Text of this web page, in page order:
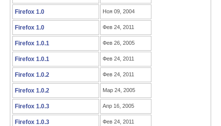
Firefox 1.0 Ноя 09, 2004
Firefox 1.0 Фев 24, 2011
Firefox 1.0.1 Фев 26, 2005
Firefox 1.0.1 Фев 24, 2011
Firefox 1.0.2 Фев 24, 2011
Firefox 1.0.2 Мар 24, 2005
Firefox 1.0.3 Апр 16, 2005
Firefox 1.0.3 Фев 24, 2011